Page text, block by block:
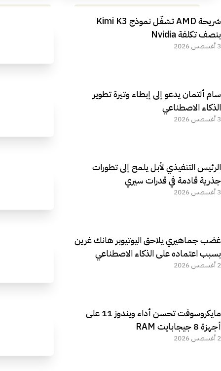
مراجعة شاملة لعملاق الألعاب
الجديد REDMAGIC 11 AIR
شريحة AMD تشغّل نموذج Kimi K3
بنصف تكلفة Nvidia
3 أغسطس 2026
سام ألتمان يدعو إلى إبطاء وتيرة تطوير
الذكاء الاصطناعي
3 أغسطس 2026
الرئيس التنفيذي لأبل يلمح إلى تطورات
جذرية قادمة في قدرات سيري
3 أغسطس 2026
غضب جماهيري يلاحق اليوتيوبر هانك غرين
بسبب اعتماده على الذكاء الاصطناعي
2 أغسطس 2026
مايكروسوفت تحسن أداء ويندوز 11 على
أجهزة 8 جيجابايت RAM
2 أغسطس 2026